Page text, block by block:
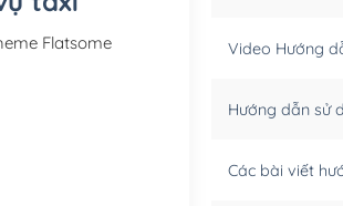
Hosting 3GB SSD (1 năm)
(+950,000₫)
Flatsome Video Hướng
Hướng dẫn sử
Các bài viết